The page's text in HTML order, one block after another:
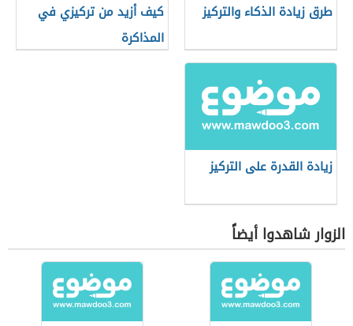
طرق زيادة الذكاء والتركيز
كيف أزيد من تركيزي في
المذاكرة
زيادة القدرة على التركيز
الزوار شاهدوا أيضاً